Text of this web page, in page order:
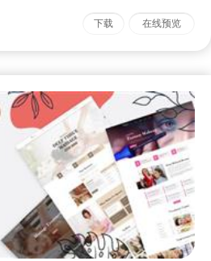
下载 在线预览